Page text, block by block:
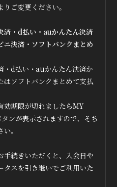
ご変更ください。
・d払い・auかんたん決済
ニ決済・ソフトバンクまとめ
・d払い・auかんたん決済か
はソフトバンクまとめて支払
効期限が切れましたらMY
ンが表示されますので、そち
。
手続きいただくと、入会日や
タスを引き継いでご利用いた